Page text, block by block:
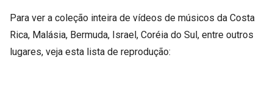
Para ver a coleção inteira de vídeos de músicos da Costa
Rica, Malásia, Bermuda, Israel, Coréia do Sul, entre outros
lugares, veja esta lista de reprodução: